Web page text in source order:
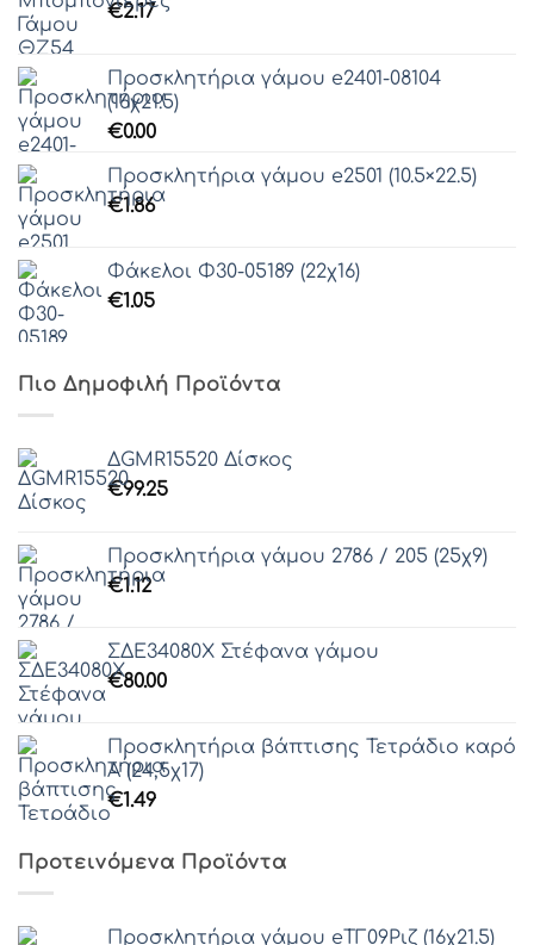
€2.17
Προσκλητήρια γάμου e2401-08104
(16χ21.5)
€0.00
Προσκλητήρια γάμου e2501 (10.5×22.5)
€1.86
Φάκελοι Φ30-05189 (22χ16)
€1.05
Πιο Δημοφιλή Προϊόντα
ΔGMR15520 Δίσκος
€99.25
Προσκλητήρια γάμου 2786 / 205 (25χ9)
€1.12
ΣΔΕ34080Χ Στέφανα γάμου
€80.00
Προσκλητήρια βάπτισης Τετράδιο καρό
Α (24,5χ17)
€1.49
Προτεινόμενα Προϊόντα
Προσκλητήρια γάμου eΤΓ09Ριζ (16χ21.5)